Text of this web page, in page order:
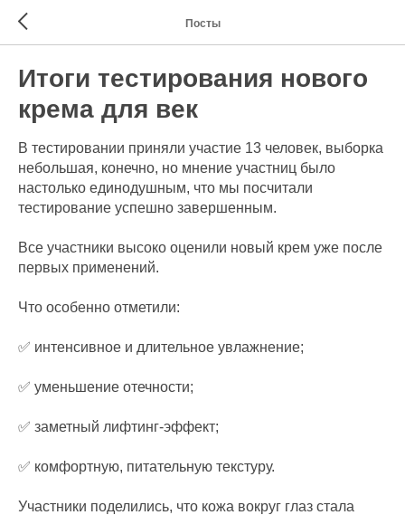
Посты
Итоги тестирования нового
крема для век
В тестировании приняли участие 13 человек, выборка
небольшая, конечно, но мнение участниц было
настолько единодушным, что мы посчитали
тестирование успешно завершенным.
Все участники высоко оценили новый крем уже после
первых применений.
Что особенно отметили:
✅ интенсивное и длительное увлажнение;
✅ уменьшение отечности;
✅ заметный лифтинг-эффект;
✅ комфортную, питательную текстуру.
Участники поделились, что кожа вокруг глаз стала